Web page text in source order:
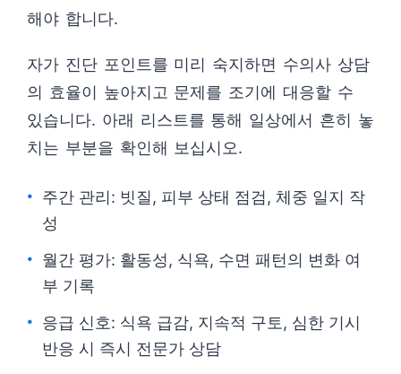
해야 합니다.
자가 진단 포인트를 미리 숙지하면 수의사 상담
의 효율이 높아지고 문제를 조기에 대응할 수
있습니다. 아래 리스트를 통해 일상에서 흔히 놓
치는 부분을 확인해 보십시오.
주간 관리: 빗질, 피부 상태 점검, 체중 일지 작
성
월간 평가: 활동성, 식욕, 수면 패턴의 변화 여
부 기록
응급 신호: 식욕 급감, 지속적 구토, 심한 기시
반응 시 즉시 전문가 상담